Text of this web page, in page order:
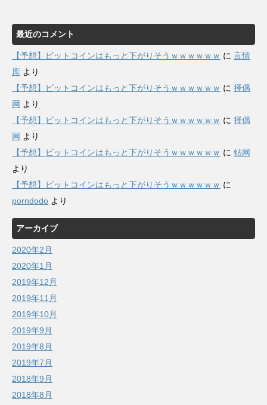
最近のコメント
【予想】ビットコインはもっと下がりそうｗｗｗｗｗｗ に 言情
库 より
【予想】ビットコインはもっと下がりそうｗｗｗｗｗｗ に 择偶
网 より
【予想】ビットコインはもっと下がりそうｗｗｗｗｗｗ に 择偶
网 より
【予想】ビットコインはもっと下がりそうｗｗｗｗｗｗ に 钻网
より
【予想】ビットコインはもっと下がりそうｗｗｗｗｗｗ に
porndodo より
アーカイブ
2020年2月
2020年1月
2019年12月
2019年11月
2019年10月
2019年9月
2019年8月
2019年7月
2018年9月
2018年8月